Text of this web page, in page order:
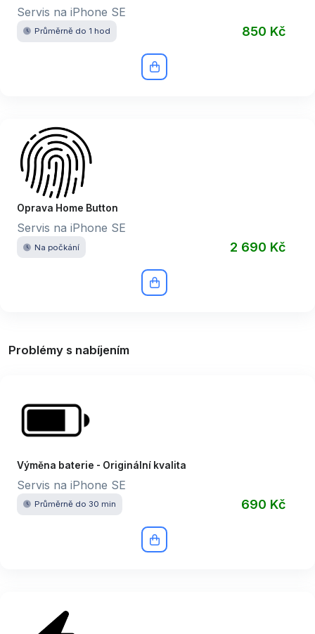
Servis na iPhone SE
Průměrně do 1 hod 850 Kč
Oprava Home Button
Servis na iPhone SE
Na počkání 2 690 Kč
Problémy s nabíjením
Výměna baterie - Originální kvalita
Servis na iPhone SE
Průměrně do 30 min 690 Kč